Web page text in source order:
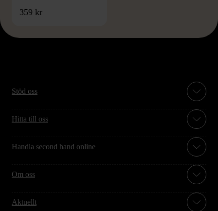
359 kr
Stöd oss
Hitta till oss
Handla second hand online
Om oss
Aktuellt